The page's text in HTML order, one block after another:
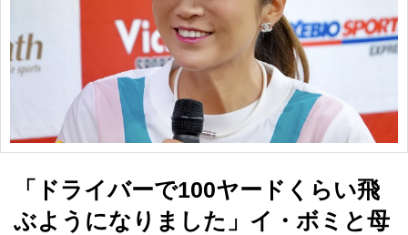
「ドライバーで100ヤードくらい飛
ぶようになりました」イ・ボミと母